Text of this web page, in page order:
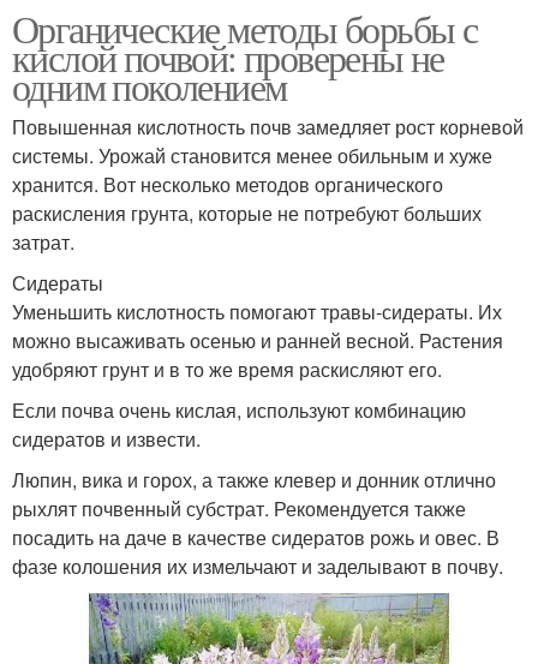
Органические методы борьбы с
кислой почвой: проверены не
одним поколением
Повышенная кислотность почв замедляет рост корневой
системы. Урожай становится менее обильным и хуже
хранится. Вот несколько методов органического
раскисления грунта, которые не потребуют больших
затрат.
Сидераты
Уменьшить кислотность помогают травы-сидераты. Их
можно высаживать осенью и ранней весной. Растения
удобряют грунт и в то же время раскисляют его.
Если почва очень кислая, используют комбинацию
сидератов и извести.
Люпин, вика и горох, а также клевер и донник отлично
рыхлят почвенный субстрат. Рекомендуется также
посадить на даче в качестве сидератов рожь и овес. В
фазе колошения их измельчают и заделывают в почву.